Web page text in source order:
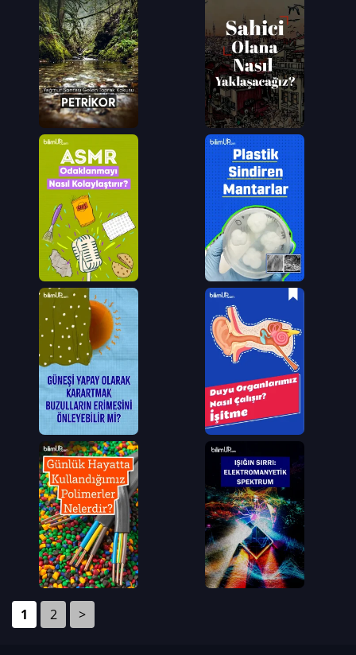
1 2 >